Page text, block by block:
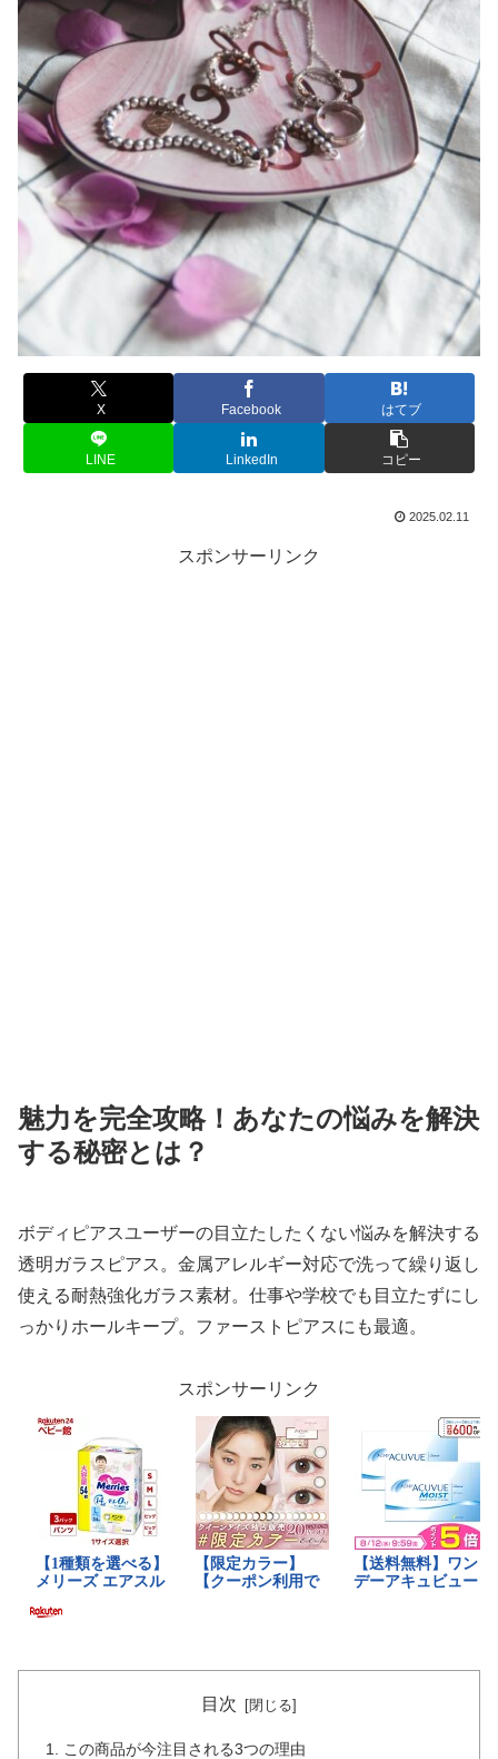
X Facebook はてブ
LINE LinkedIn コピー
2025.02.11
スポンサーリンク
魅力を完全攻略！あなたの悩みを解決
する秘密とは？
ボディピアスユーザーの目立たしたくない悩みを解決する
透明ガラスピアス。金属アレルギー対応で洗って繰り返し
使える耐熱強化ガラス素材。仕事や学校でも目立たずにし
っかりホールキープ。ファーストピアスにも最適。
スポンサーリンク
目次
この商品が今注目される3つの理由